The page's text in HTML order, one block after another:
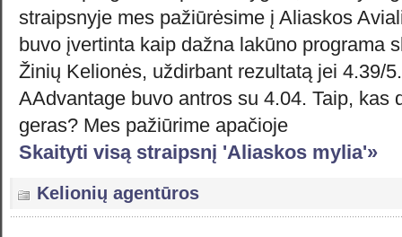
straipsnyje mes pažiūrėsime į Aliaskos
buvo įvertinta kaip dažna lakūno programa
Žinių Kelionės, uždirbant rezultatą jei 4.39/
AAdvantage buvo antros su 4.04. Taip, kas
geras? Mes pažiūrime apačioje
Skaityti visą straipsnį 'Aliaskos mylia'»
Kelionių agentūros